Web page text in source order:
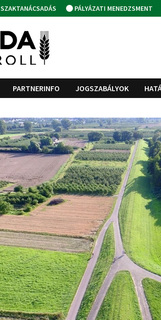
SZAKTANÁCSADÁS PÁLYÁZATI MENEDZSMENT
PARTNERINFO JOGSZABÁLYOK